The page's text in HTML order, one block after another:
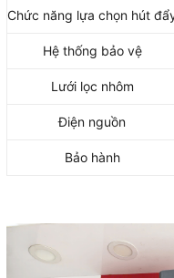
Chức năng lựa chọn hút
Hệ thống bảo vệ
Lưới lọc nhôm
Điện nguồn
Bảo hành